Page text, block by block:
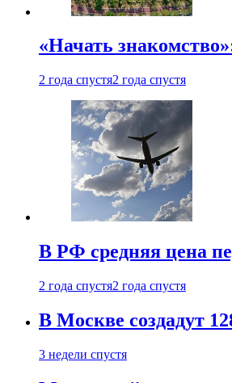
«Начать
2 года спустя2 года спустя
В РФ средняя цена
2 года спустя2 года спустя
В Москве создадут
3 недели спустя